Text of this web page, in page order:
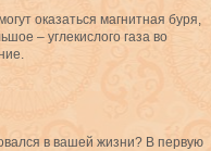
оказаться магнитная буря,
– углекислого газа во
в вашей жизни? В первую